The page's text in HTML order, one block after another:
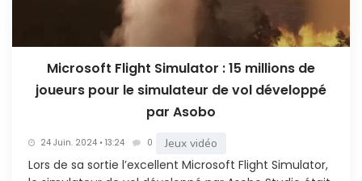
Microsoft Flight Simulator : 15 millions de
joueurs pour le simulateur de vol développé
par Asobo
24 Juin. 2024 • 13:24 0 Jeux vidéo
Lors de sa sortie l’excellent Microsoft Flight Simulator,